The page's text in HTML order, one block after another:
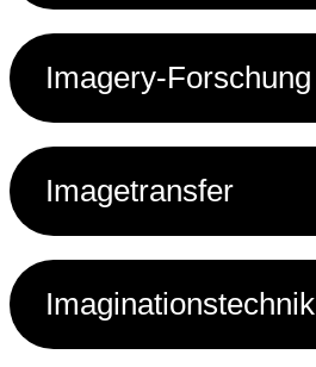
Imagery-Forschung
Imagetransfer
Imaginationstechnik